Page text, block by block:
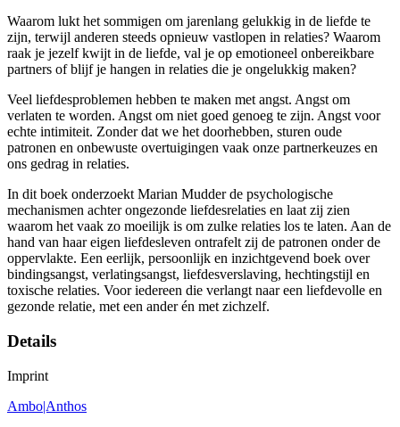
Waarom lukt het sommigen om jarenlang gelukkig in de liefde te
zijn, terwijl anderen steeds opnieuw vastlopen in relaties? Waarom
raak je jezelf kwijt in de liefde, val je op emotioneel onbereikbare
partners of blijf je hangen in relaties die je ongelukkig maken?
Veel liefdesproblemen hebben te maken met angst. Angst om
verlaten te worden. Angst om niet goed genoeg te zijn. Angst voor
echte intimiteit. Zonder dat we het doorhebben, sturen oude
patronen en onbewuste overtuigingen vaak onze partnerkeuzes en
ons gedrag in relaties.
In dit boek onderzoekt Marian Mudder de psychologische
mechanismen achter ongezonde liefdesrelaties en laat zij zien
waarom het vaak zo moeilijk is om zulke relaties los te laten. Aan de
hand van haar eigen liefdesleven ontrafelt zij de patronen onder de
oppervlakte. Een eerlijk, persoonlijk en inzichtgevend boek over
bindingsangst, verlatingsangst, liefdesverslaving, hechtingstijl en
toxische relaties. Voor iedereen die verlangt naar een liefdevolle en
gezonde relatie, met een ander én met zichzelf.
Details
Imprint
Ambo|Anthos